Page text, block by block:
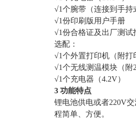
√1个腕带（连接到手持
√1份印刷版用户手册
√1份合格证及出厂测试
选配：
√1个外置打印机（附打
√1个无线测温模块（附
√1个充电器（4.2V）
3 功能特点
锂电池供电或者220V
程简单、方便。